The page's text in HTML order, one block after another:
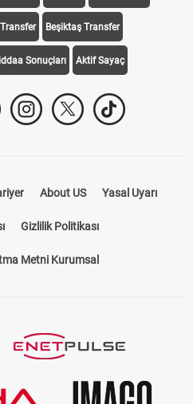
Beşiktaş Transfer
iddaa Sonuçları Aktif Sayaç
About US Yasal Uyarı
Gizlilik Politikası
Metni Kurumsal